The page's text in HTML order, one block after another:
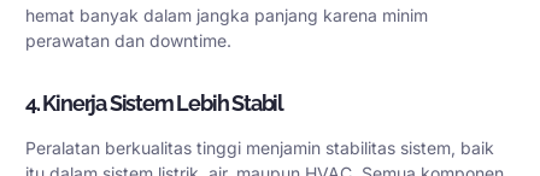
hemat banyak dalam jangka panjang karena minim
perawatan dan downtime.
4. Kinerja Sistem Lebih Stabil
Peralatan berkualitas tinggi menjamin stabilitas sistem, baik